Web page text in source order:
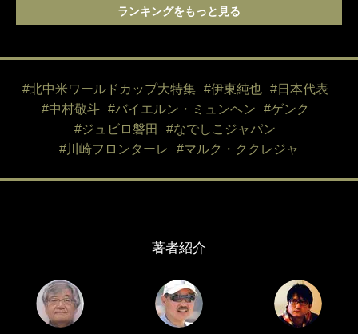
ランキングをもっと見る
#北中米ワールドカップ大特集 #伊東純也
#日本代表
#中村敬斗
#バイエルン・ミュンヘン
#ゲンク
#ジュビロ磐田
#なでしこジャパン
#川崎フロンターレ
#マルク・ククレジャ
著者紹介